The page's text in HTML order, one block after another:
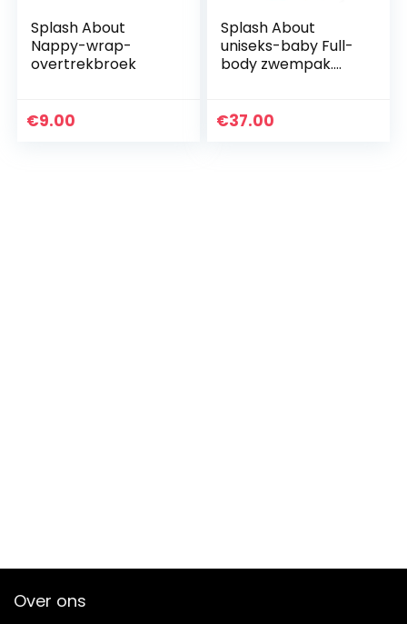
Splash About
Nappy-wrap-
overtrekbroek
€9.00
Splash About
uniseks-baby Full-
body zwempak.
€37.00
Over ons